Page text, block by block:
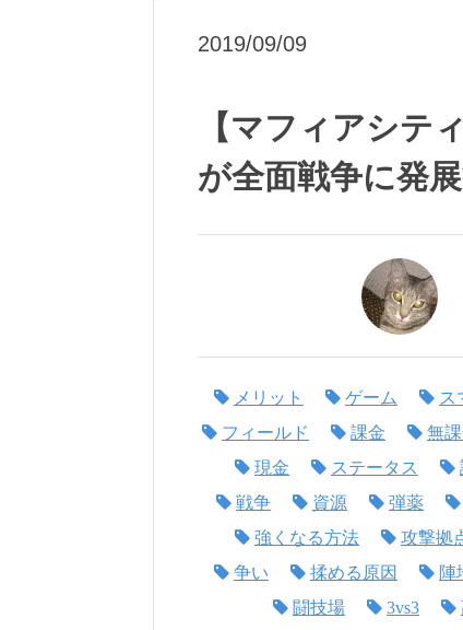
2019/09/09
【マフィアシテ
が全面戦争に発
メリット ゲーム ス
フィールド
課金 無
現金
ステータス
戦争
資源 弾薬
強くなる方法
攻撃拠
争い
揉める原因 陣
闘技場
3vs3